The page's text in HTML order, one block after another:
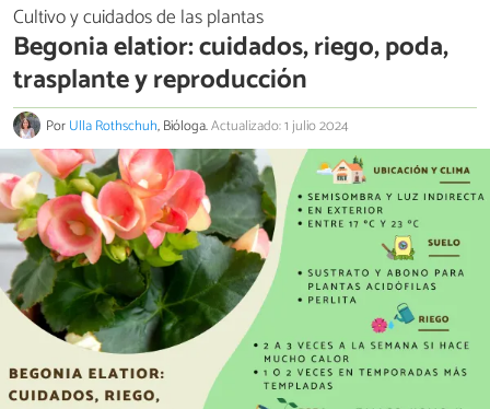
Cultivo y cuidados de las plantas
Begonia elatior: cuidados, riego, poda,
trasplante y reproducción
PorUlla Rothschuh, Bióloga.Actualizado: 1 julio 2024